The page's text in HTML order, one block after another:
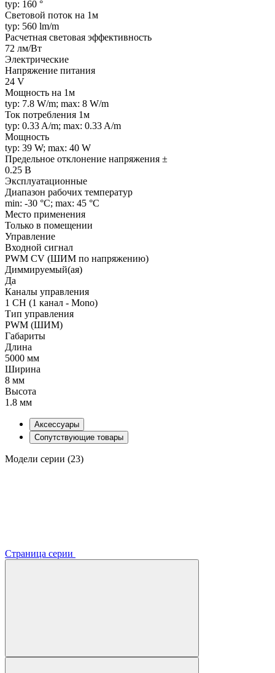
typ: 160 °
Световой поток на 1м
typ: 560 lm/m
Расчетная световая эффективность
72 лм/Вт
Электрические
Напряжение питания
24 V
Мощность на 1м
typ: 7.8 W/m; max: 8 W/m
Ток потребления 1м
typ: 0.33 A/m; max: 0.33 A/m
Мощность
typ: 39 W; max: 40 W
Предельное отклонение напряжения ±
0.25 В
Эксплуатационные
Диапазон рабочих температур
min: -30 °C; max: 45 °C
Место применения
Только в помещении
Управление
Входной сигнал
PWM СV (ШИМ по напряжению)
Диммируемый(ая)
Да
Каналы управления
1 CH (1 канал - Mono)
Тип управления
PWM (ШИМ)
Габариты
Длина
5000 мм
Ширина
8 мм
Высота
1.8 мм
Аксессуары
Сопутствующие товары
Модели серии (23)
Страница серии